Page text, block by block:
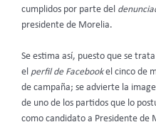
cumplidos por parte del
presidente de Morelia.
Se estima así, puesto que se
el perfil de Facebookel cinco de
de campaña; se advierte la
de uno de los partidos que lo
como candidato a Presidente de